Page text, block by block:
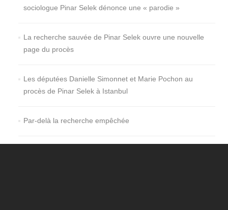
sociologue Pinar Selek dénonce une « parodie »
La recherche sauvée de Pinar Selek ouvre une nouvelle
page du procès
Les députées Danielle Simonnet et Marie Pochon au
procès de Pinar Selek à Istanbul
Par-delà la recherche empêchée